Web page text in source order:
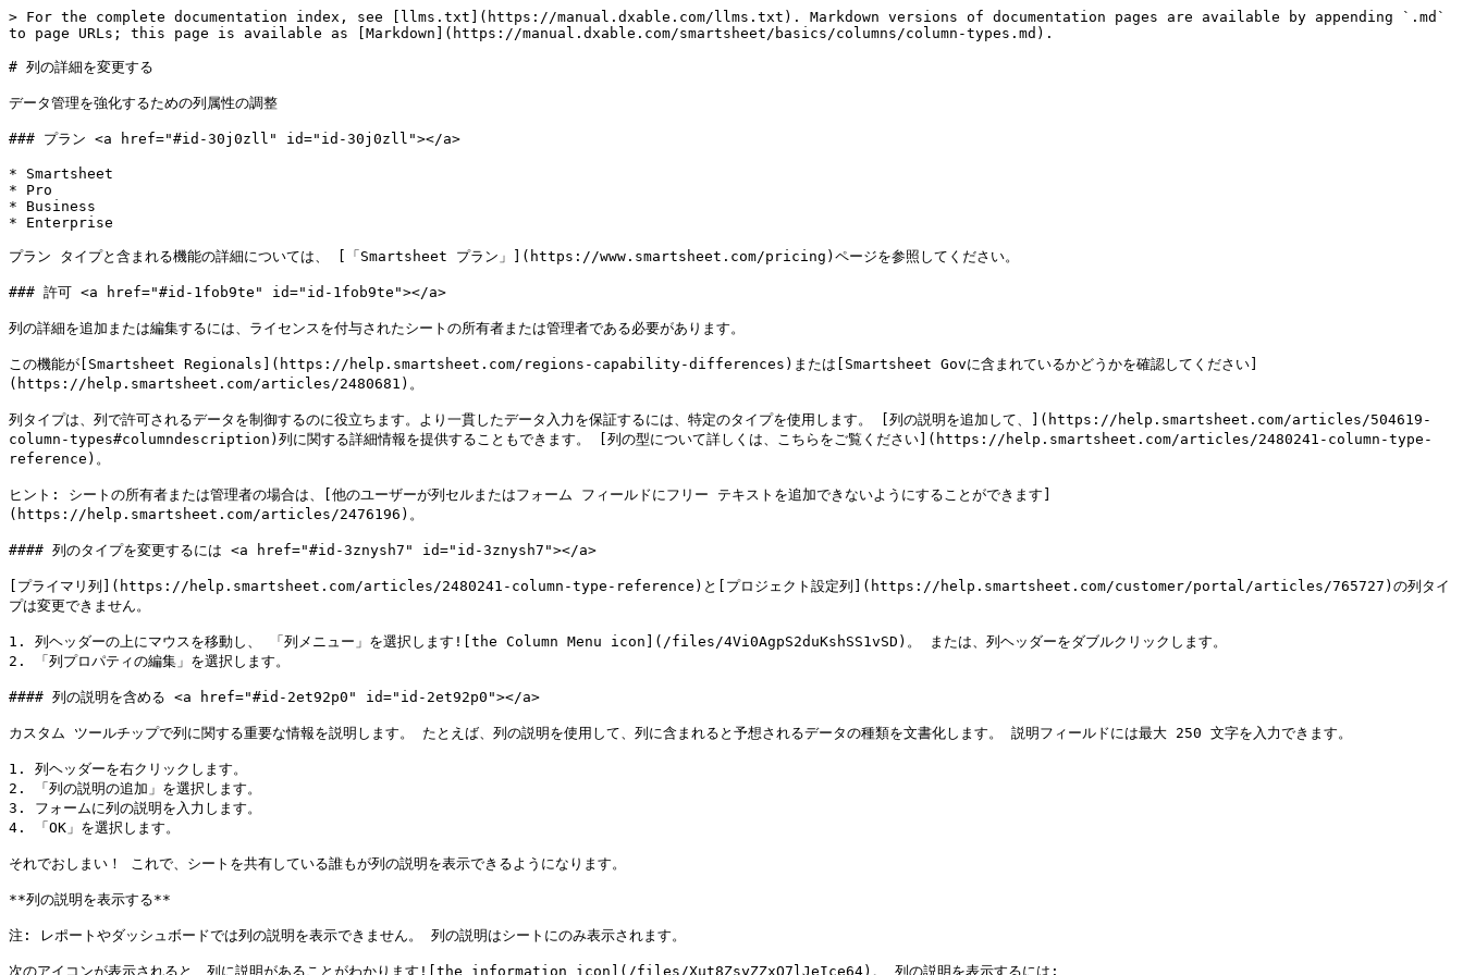
> For the complete documentation index, see [llms.txt](https://manual.dxable.com/llms.txt). Markdown versions of documentation pages are available by appending `.md`
to page URLs; this page is available as [Markdown](https://manual.dxable.com/smartsheet/basics/columns/column-types.md).
# 列の詳細を変更する
データ管理を強化するための列属性の調整
### プラン <a href="#id-30j0zll" id="id-30j0zll"></a>
* Smartsheet
* Pro
* Business
* Enterprise
プラン タイプと含まれる機能の詳細については、 [「Smartsheet プラン」](https://www.smartsheet.com/pricing)ページを参照してください。
### 許可 <a href="#id-1fob9te" id="id-1fob9te"></a>
列の詳細を追加または編集するには、ライセンスを付与されたシートの所有者または管理者である必要があります。
この機能が[Smartsheet Regionals](https://help.smartsheet.com/regions-capability-differences)または[Smartsheet Govに含まれているかどうかを確認してください]
(https://help.smartsheet.com/articles/2480681)。
列タイプは、列で許可されるデータを制御するのに役立ちます。より一貫したデータ入力を保証するには、特定のタイプを使用します。 [列の説明を追加して、](https://help.smartsheet.com/articles/504619-
column-types#columndescription)列に関する詳細情報を提供することもできます。 [列の型について詳しくは、こちらをご覧ください](https://help.smartsheet.com/articles/2480241-column-type-
reference)。
ヒント: シートの所有者または管理者の場合は、[他のユーザーが列セルまたはフォーム フィールドにフリー テキストを追加できないようにすることができます]
(https://help.smartsheet.com/articles/2476196)。
#### 列のタイプを変更するには <a href="#id-3znysh7" id="id-3znysh7"></a>
[プライマリ列](https://help.smartsheet.com/articles/2480241-column-type-reference)と[プロジェクト設定列](https://help.smartsheet.com/customer/portal/articles/765727)の列タイ
プは変更できません。
1. 列ヘッダーの上にマウスを移動し、 「列メニュー」を選択します![the Column Menu icon](/files/4Vi0AgpS2duKshSS1vSD)。 または、列ヘッダーをダブルクリックします。
2. 「列プロパティの編集」を選択します。
#### 列の説明を含める <a href="#id-2et92p0" id="id-2et92p0"></a>
カスタム ツールチップで列に関する重要な情報を説明します。 たとえば、列の説明を使用して、列に含まれると予想されるデータの種類を文書化します。 説明フィールドには最大 250 文字を入力できます。
1. 列ヘッダーを右クリックします。
2. 「列の説明の追加」を選択します。
3. フォームに列の説明を入力します。
4. 「OK」を選択します。
それでおしまい！ これで、シートを共有している誰もが列の説明を表示できるようになります。
**列の説明を表示する**
注: レポートやダッシュボードでは列の説明を表示できません。 列の説明はシートにのみ表示されます。
次のアイコンが表示されると、列に説明があることがわかります![the information icon](/files/Xut8ZsyZZxO7lJeIce64)。 列の説明を表示するには: